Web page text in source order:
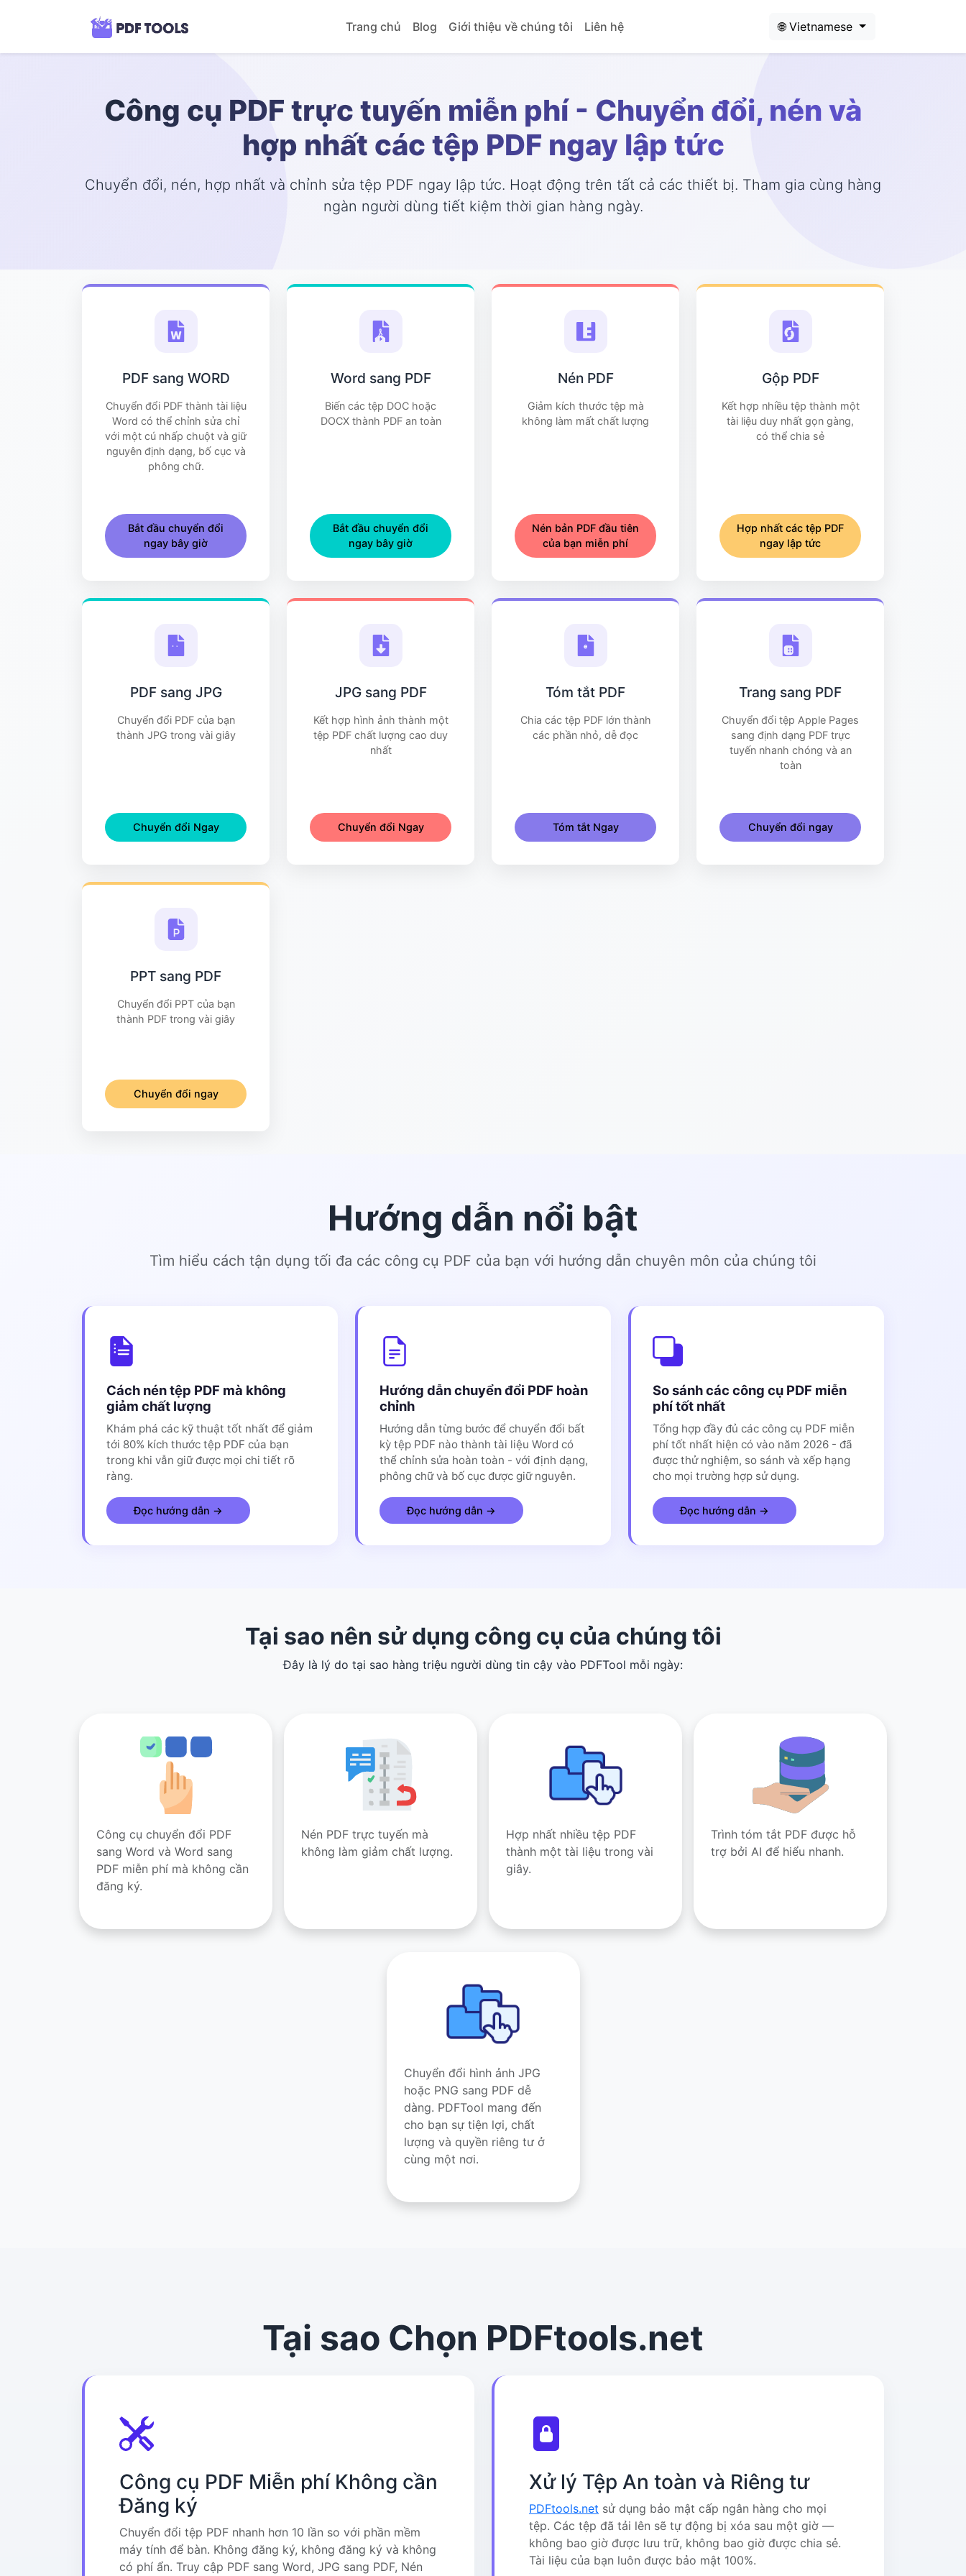
Trang chủ Blog Giới thiệu về chúng tôi Liên hệ 🌐 Vietnamese
Công cụ PDF trực tuyến miễn phí - Chuyển đổi, nén và
hợp nhất các tệp PDF ngay lập tức
Chuyển đổi, nén, hợp nhất và chỉnh sửa tệp PDF ngay lập tức. Hoạt động trên tất cả các thiết bị. Tham gia cùng hàng
ngàn người dùng tiết kiệm thời gian hàng ngày.
PDF sang WORD
Chuyển đổi PDF thành tài liệu
Word có thể chỉnh sửa chỉ
với một cú nhấp chuột và giữ
nguyên định dạng, bố cục và
phông chữ.
Bắt đầu chuyển đổi
ngay bây giờ
Word sang PDF
Biến các tệp DOC hoặc
DOCX thành PDF an toàn
Bắt đầu chuyển đổi
ngay bây giờ
Nén PDF
Giảm kích thước tệp mà
không làm mất chất lượng
Nén bản PDF đầu tiên
của bạn miễn phí
Gộp PDF
Kết hợp nhiều tệp thành một
tài liệu duy nhất gọn gàng,
có thể chia sẻ
Hợp nhất các tệp PDF
ngay lập tức
PDF sang JPG
Chuyển đổi PDF của bạn
thành JPG trong vài giây
Chuyển đổi Ngay
JPG sang PDF
Kết hợp hình ảnh thành một
tệp PDF chất lượng cao duy
nhất
Chuyển đổi Ngay
Tóm tắt PDF
Chia các tệp PDF lớn thành
các phần nhỏ, dễ đọc
Tóm tắt Ngay
Trang sang PDF
Chuyển đổi tệp Apple Pages
sang định dạng PDF trực
tuyến nhanh chóng và an
toàn
Chuyển đổi ngay
PPT sang PDF
Chuyển đổi PPT của bạn
thành PDF trong vài giây
Chuyển đổi ngay
Hướng dẫn nổi bật
Tìm hiểu cách tận dụng tối đa các công cụ PDF của bạn với hướng dẫn chuyên môn của chúng tôi
Cách nén tệp PDF mà không
giảm chất lượng
Khám phá các kỹ thuật tốt nhất để giảm
tới 80% kích thước tệp PDF của bạn
trong khi vẫn giữ được mọi chi tiết rõ
ràng.
Đọc hướng dẫn →
Hướng dẫn chuyển đổi PDF hoàn
chỉnh
Hướng dẫn từng bước để chuyển đổi bất
kỳ tệp PDF nào thành tài liệu Word có
thể chỉnh sửa hoàn toàn - với định dạng,
phông chữ và bố cục được giữ nguyên.
Đọc hướng dẫn →
So sánh các công cụ PDF miễn
phí tốt nhất
Tổng hợp đầy đủ các công cụ PDF miễn
phí tốt nhất hiện có vào năm 2026 - đã
được thử nghiệm, so sánh và xếp hạng
cho mọi trường hợp sử dụng.
Đọc hướng dẫn →
Tại sao nên sử dụng công cụ của chúng tôi
Đây là lý do tại sao hàng triệu người dùng tin cậy vào PDFTool mỗi ngày:
Công cụ chuyển đổi PDF
sang Word và Word sang
PDF miễn phí mà không cần
đăng ký.
Nén PDF trực tuyến mà
không làm giảm chất lượng.
Hợp nhất nhiều tệp PDF
thành một tài liệu trong vài
giây.
Trình tóm tắt PDF được hỗ
trợ bởi AI để hiểu nhanh.
Chuyển đổi hình ảnh JPG
hoặc PNG sang PDF dễ
dàng. PDFTool mang đến
cho bạn sự tiện lợi, chất
lượng và quyền riêng tư ở
cùng một nơi.
Tại sao Chọn PDFtools.net
Công cụ PDF Miễn phí Không cần
Đăng ký
Chuyển đổi tệp PDF nhanh hơn 10 lần so với phần mềm
máy tính để bàn. Không đăng ký, không đăng ký và không
có phí ẩn. Truy cập PDF sang Word, JPG sang PDF, Nén
Xử lý Tệp An toàn và Riêng tư
PDFtools.net sử dụng bảo mật cấp ngân hàng cho mọi
tệp. Các tệp đã tải lên sẽ tự động bị xóa sau một giờ —
không bao giờ được lưu trữ, không bao giờ được chia sẻ.
Tài liệu của bạn luôn được bảo mật 100%.